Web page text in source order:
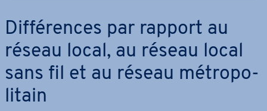
Dif­fé­rences par rapport au
réseau local, au réseau local
sans fil et au réseau mé­tro­po­
li­tain